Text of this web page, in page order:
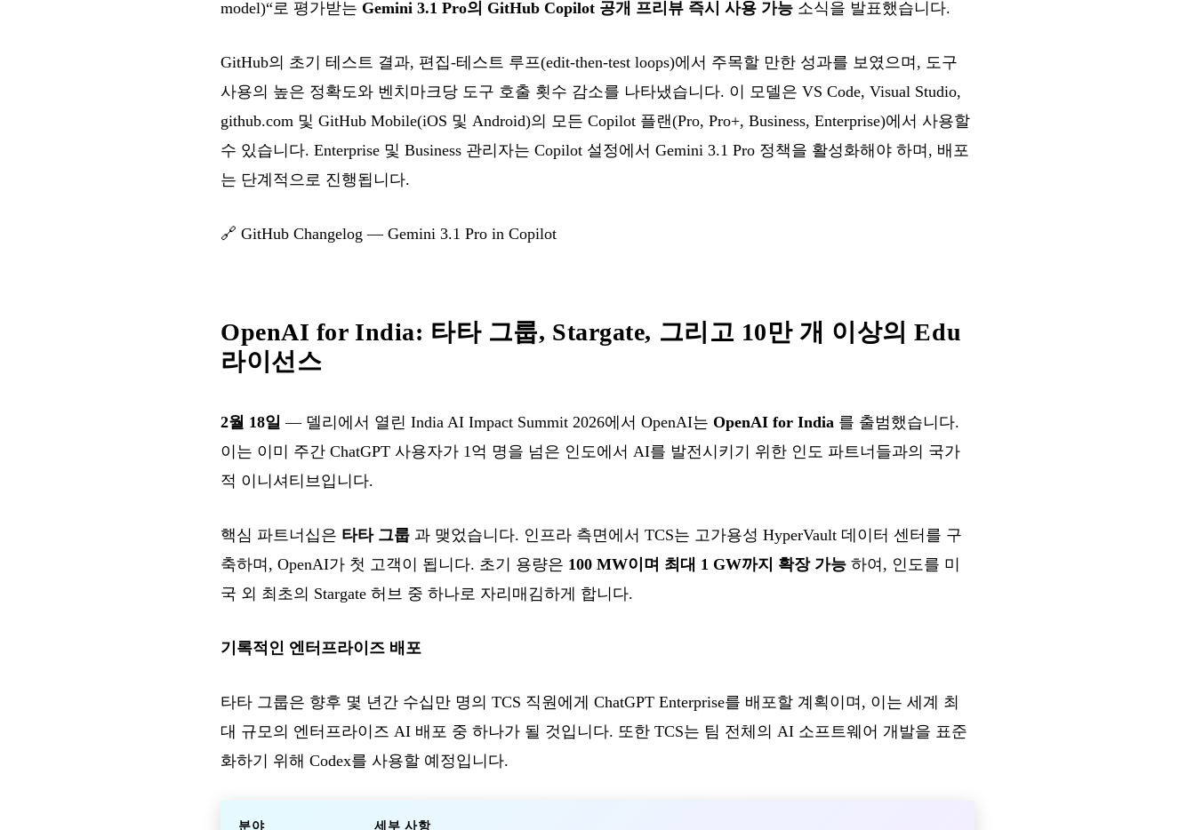
model)“로 평가받는 Gemini 3.1 Pro의 GitHub Copilot 공개 프리뷰 즉시 사용 가능 소식을 발표했습니다.
GitHub의 초기 테스트 결과, 편집-테스트 루프(edit-then-test loops)에서 주목할 만한 성과를 보였으며, 도구
사용의 높은 정확도와 벤치마크당 도구 호출 횟수 감소를 나타냈습니다. 이 모델은 VS Code, Visual Studio,
github.com 및 GitHub Mobile(iOS 및 Android)의 모든 Copilot 플랜(Pro, Pro+, Business, Enterprise)에서 사용할
수 있습니다. Enterprise 및 Business 관리자는 Copilot 설정에서 Gemini 3.1 Pro 정책을 활성화해야 하며, 배포
는 단계적으로 진행됩니다.
🔗 GitHub Changelog — Gemini 3.1 Pro in Copilot
OpenAI for India: 타타 그룹, Stargate, 그리고 10만 개 이상의 Edu
라이선스
2월 18일 — 델리에서 열린 India AI Impact Summit 2026에서 OpenAI는 OpenAI for India 를 출범했습니다.
이는 이미 주간 ChatGPT 사용자가 1억 명을 넘은 인도에서 AI를 발전시키기 위한 인도 파트너들과의 국가
적 이니셔티브입니다.
핵심 파트너십은 타타 그룹 과 맺었습니다. 인프라 측면에서 TCS는 고가용성 HyperVault 데이터 센터를 구
축하며, OpenAI가 첫 고객이 됩니다. 초기 용량은 100 MW이며 최대 1 GW까지 확장 가능 하여, 인도를 미
국 외 최초의 Stargate 허브 중 하나로 자리매김하게 합니다.
기록적인 엔터프라이즈 배포
타타 그룹은 향후 몇 년간 수십만 명의 TCS 직원에게 ChatGPT Enterprise를 배포할 계획이며, 이는 세계 최
대 규모의 엔터프라이즈 AI 배포 중 하나가 될 것입니다. 또한 TCS는 팀 전체의 AI 소프트웨어 개발을 표준
화하기 위해 Codex를 사용할 예정입니다.
분야 세부 사항